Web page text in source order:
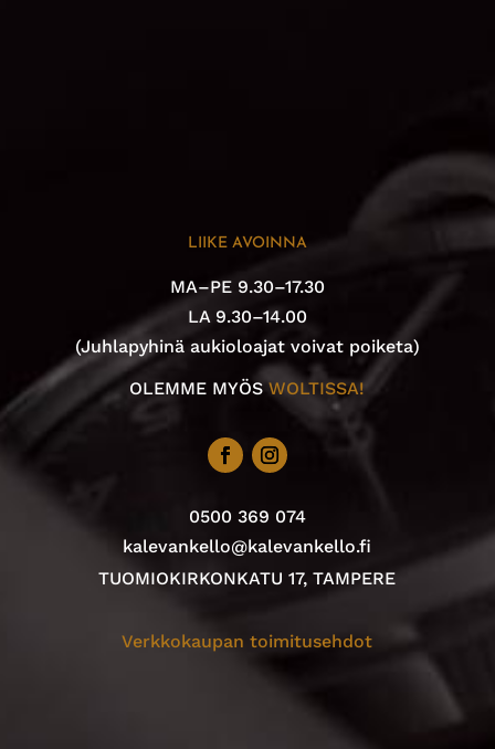
LIIKE AVOINNA
MA–PE 9.30–17.30
LA 9.30–14.00
(Juhlapyhinä aukioloajat voivat poiketa)
OLEMME MYÖSWOLTISSA!
0500 369 074
kalevankello@kalevankello.fi
TUOMIOKIRKONKATU 17, TAMPERE
Verkkokaupan toimitusehdot